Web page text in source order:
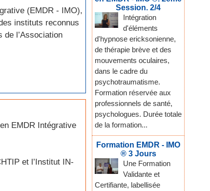
(EMDR - IMO),
instituts reconnus
de l’Association
EMDR Intégrative
et l’Institut IN-
Session. 2/4
Intégration
d'éléments
d'hypnose ericksonienne,
de thérapie brève et des
mouvements oculaires,
dans le cadre du
psychotraumatisme.
Formation réservée aux
professionnels de santé,
psychologues. Durée totale
de la formation...
Formation EMDR - IMO
® 3 Jours
Une Formation
Validante et
Certifiante, labellisée